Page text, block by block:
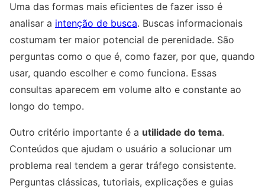
Uma das formas mais eficientes de fazer isso é
analisar a intenção de busca. Buscas informacionais
costumam ter maior potencial de perenidade. São
perguntas como o que é, como fazer, por que, quando
usar, quando escolher e como funciona. Essas
consultas aparecem em volume alto e constante ao
longo do tempo.
Outro critério importante é a utilidade do tema.
Conteúdos que ajudam o usuário a solucionar um
problema real tendem a gerar tráfego consistente.
Perguntas clássicas, tutoriais, explicações e guias